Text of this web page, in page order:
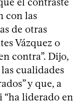
con las
de otras
Vázquez o
contra”. Dijo,
cualidades
y que, a
“ha liderado en